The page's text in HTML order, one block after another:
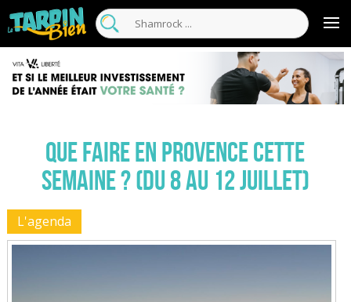
Que faire en Provence cette
semaine ? (du 8 au 12 juillet)
L'agenda